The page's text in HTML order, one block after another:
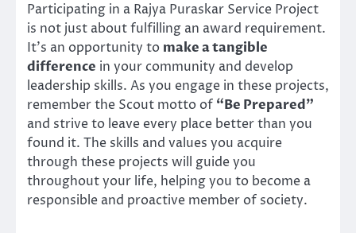
Participating in a Rajya Puraskar Service Project
is not just about fulfilling an award requirement.
It’s an opportunity to make a tangible
difference in your community and develop
leadership skills. As you engage in these projects,
remember the Scout motto of “Be Prepared”
and strive to leave every place better than you
found it. The skills and values you acquire
through these projects will guide you
throughout your life, helping you to become a
responsible and proactive member of society.